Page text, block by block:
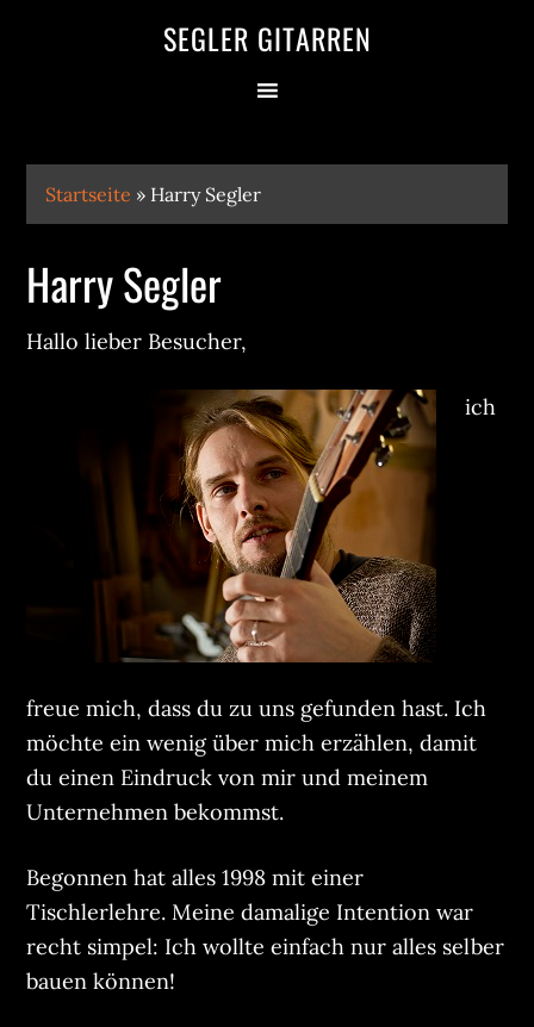
SEGLER GITARREN
Startseite » Harry Segler
Harry Segler
Hallo lieber Besucher,
ich
freue mich, dass du zu uns gefunden hast. Ich
möchte ein wenig über mich erzählen, damit
du einen Eindruck von mir und meinem
Unternehmen bekommst.
Begonnen hat alles 1998 mit einer
Tischlerlehre. Meine damalige Intention war
recht simpel: Ich wollte einfach nur alles selber
bauen können!